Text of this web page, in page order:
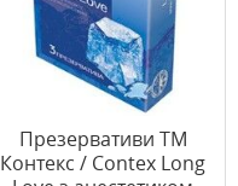
Презервативи ТМ
Контекс / Contex Long